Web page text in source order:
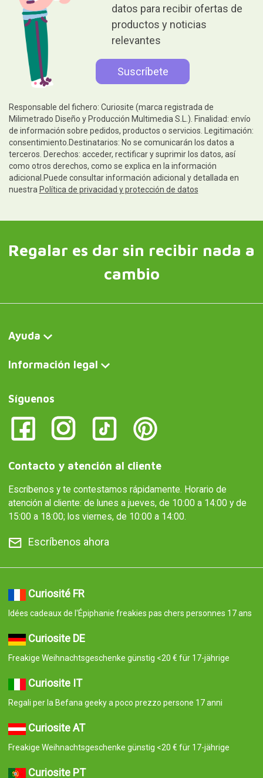
datos para recibir ofertas de
productos y noticias
relevantes
Responsable del fichero: Curiosite (marca registrada de
Milimetrado Diseño y Producción Multimedia S.L.). Finalidad: envío
de información sobre pedidos, productos o servicios. Legitimación:
consentimiento.Destinatarios: No se comunicarán los datos a
terceros. Derechos: acceder, rectificar y suprimir los datos, así
como otros derechos, como se explica en la información
adicional.Puede consultar información adicional y detallada en
nuestra Política de privacidad y protección de datos
Regalar es dar sin recibir nada a
cambio
Ayuda
Información legal
Síguenos
Contacto y atención al cliente
Escríbenos y te contestamos rápidamente. Horario de
atención al cliente: de lunes a jueves, de 10:00 a 14:00 y de
15:00 a 18:00; los viernes, de 10:00 a 14:00.
Escríbenos ahora
Curiosité FR
Idées cadeaux de l'Épiphanie freakies pas chers personnes 17 ans
Curiosite DE
Freakige Weihnachtsgeschenke günstig <20 € für 17-jährige
Curiosite IT
Regali per la Befana geeky a poco prezzo persone 17 anni
Curiosite AT
Freakige Weihnachtsgeschenke günstig <20 € für 17-jährige
Curiosite PT